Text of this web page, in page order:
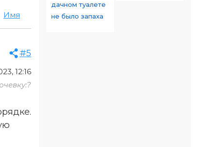
Имя
#5
12:16
дачном туалете
не было запаха